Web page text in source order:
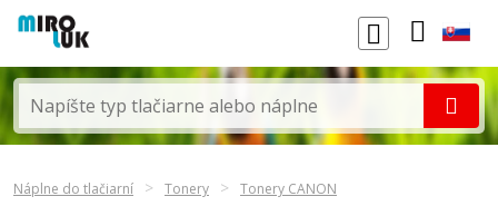
Náplne do tlačiarní Tonery Tonery CANON